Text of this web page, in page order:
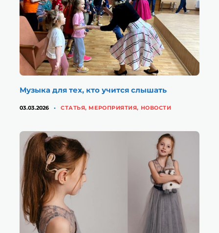
Музыка для тех, кто учится слышать
03.03.2026 КАТЕГОРИИ
CТАТЬЯ, МЕРОПРИЯТИЯ, НОВОСТИ